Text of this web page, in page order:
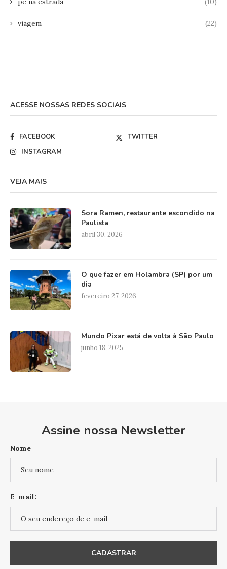
viagem (22)
ACESSE NOSSAS REDES SOCIAIS
FACEBOOK
TWITTER
INSTAGRAM
VEJA MAIS
Sora Ramen, restaurante escondido na
Paulista
abril 30, 2026
O que fazer em Holambra (SP) por um
dia
fevereiro 27, 2026
Mundo Pixar está de volta à São Paulo
junho 18, 2025
Assine nossa Newsletter
Nome
E-mail: